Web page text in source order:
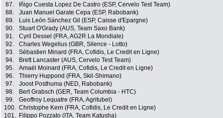
87.
Iñigo Cuesta Lopez De Castro (ESP, Cervelo Test Team)
88.
Juan Manuel Garate Cepa (ESP, Rabobank)
89.
Luis León Sánchez Gil (ESP, Caisse d'Epargne)
90.
Stuart O'Grady (AUS, Team Saxo Bank)
91.
Cyril Dessel (FRA, AG2R La Mondiale)
92.
Charles Wegelius (GBR, Silence - Lotto)
93.
Sébastien Minard (FRA, Cofidis, Le Credit en Ligne)
94.
Brett Lancaster (AUS, Cervelo Test Team)
95.
Amaël Moinard (FRA, Cofidis, Le Credit en Ligne)
96.
Thierry Huppond (FRA, Skil-Shimano)
97.
Joost Posthuma (NED, Rabobank)
98.
Bert Grabsch (GER, Team Columbia - HTC)
99.
Geoffroy Lequatre (FRA, Agritubel)
100. Christophe Kern (FRA, Cofidis, Le Credit en Ligne)
101.
Filippo Pozzato (ITA, Team Katusha)